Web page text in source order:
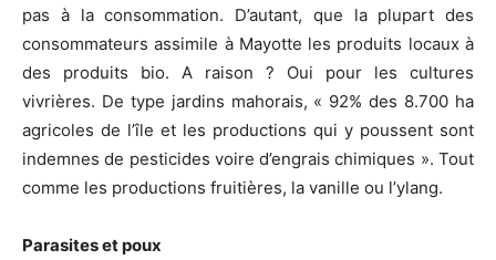
pas à la consommation. D’autant, que la plupart des
consommateurs assimile à Mayotte les produits locaux à
des produits bio. A raison ? Oui pour les cultures
vivrières. De type jardins mahorais, « 92% des 8.700 ha
agricoles de l’île et les productions qui y poussent sont
indemnes de pesticides voire d’engrais chimiques ». Tout
comme les productions fruitières, la vanille ou l’ylang.
Parasites et poux